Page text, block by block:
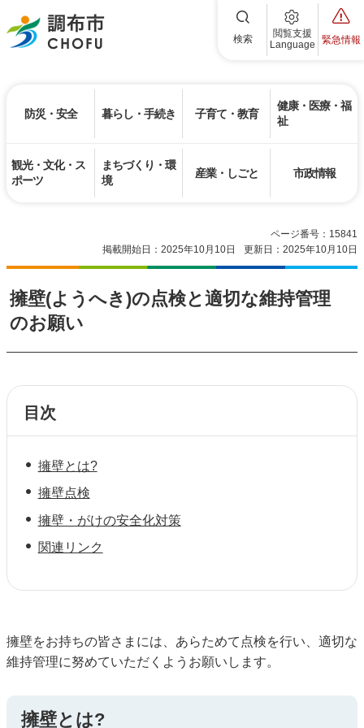
調布市 検索
閲覧支援
Language
緊急情報
防災・安全 暮らし・手続き 子育て・教育
健康・医療・福
祉
観光・文化・ス
ポーツ
まちづくり・環
境
産業・しごと 市政情報
ページ番号：15841
掲載開始日：2025年10月10日
更新日：2025年10月10日
擁壁(ようへき)の点検と適切な維持管理
のお願い
目次
擁壁とは?
擁壁点検
擁壁・がけの安全化対策
関連リンク
擁壁をお持ちの皆さまには、あらためて点検を行い、適切な
維持管理に努めていただくようお願いします。
擁壁とは?